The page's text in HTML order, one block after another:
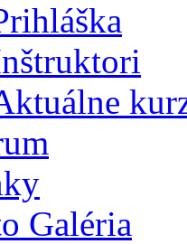
Galéria